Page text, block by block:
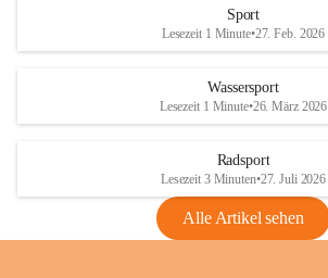
Rebe und der Amerikanischen
Anhang VBl. EU Nr. 18
1 Seite•1,4 MB
VBl. EU Nr. 18_2026
Sport
Lesezeit 1 Minute•27. Feb. 2026
Wassersport
Lesezeit 1 Minute•26. März 2026
Radsport
Lesezeit 3 Minuten•27. Juli 2026
Alle Artikel sehen